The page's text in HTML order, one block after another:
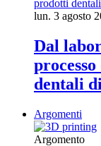
lun. 3 agosto
Dal
dentali
Argomenti
Argomento